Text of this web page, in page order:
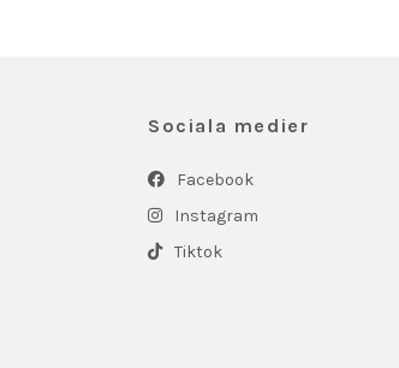
Sociala medier
Facebook
Instagram
Tiktok